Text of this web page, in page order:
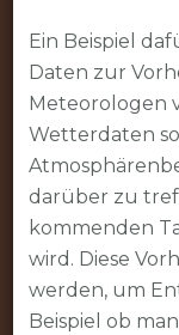
Ein Beispiel
Daten zur
Meteorologen
Wetterdaten
darüber zu
kommenden
wird. Diese
werden, um
Beispiel ob